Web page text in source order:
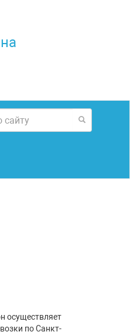
осуществляет
по Санкт-